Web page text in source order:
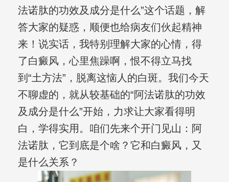
法诺肽的功效及成分是什么”这个话题，解
答大家的疑惑，顺便也给病友们伙起精神
来！说实话，我特别理解大家的心情，得
了白癜风，心里焦躁啊，恨不得立马找
到“土方法”，脱离这恼人的白斑。我们今天
不聊虚的，就从较基础的“阿法诺肽的功效
及成分是什么”开始，力求让大家看得明
白，学得实用。咱们先来个开门见山：阿
法诺肽，它到底是个啥？它和白癜风，又
是什么关系？